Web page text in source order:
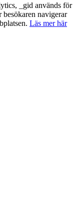
_gid används för
besökaren navigerar
Läs mer här